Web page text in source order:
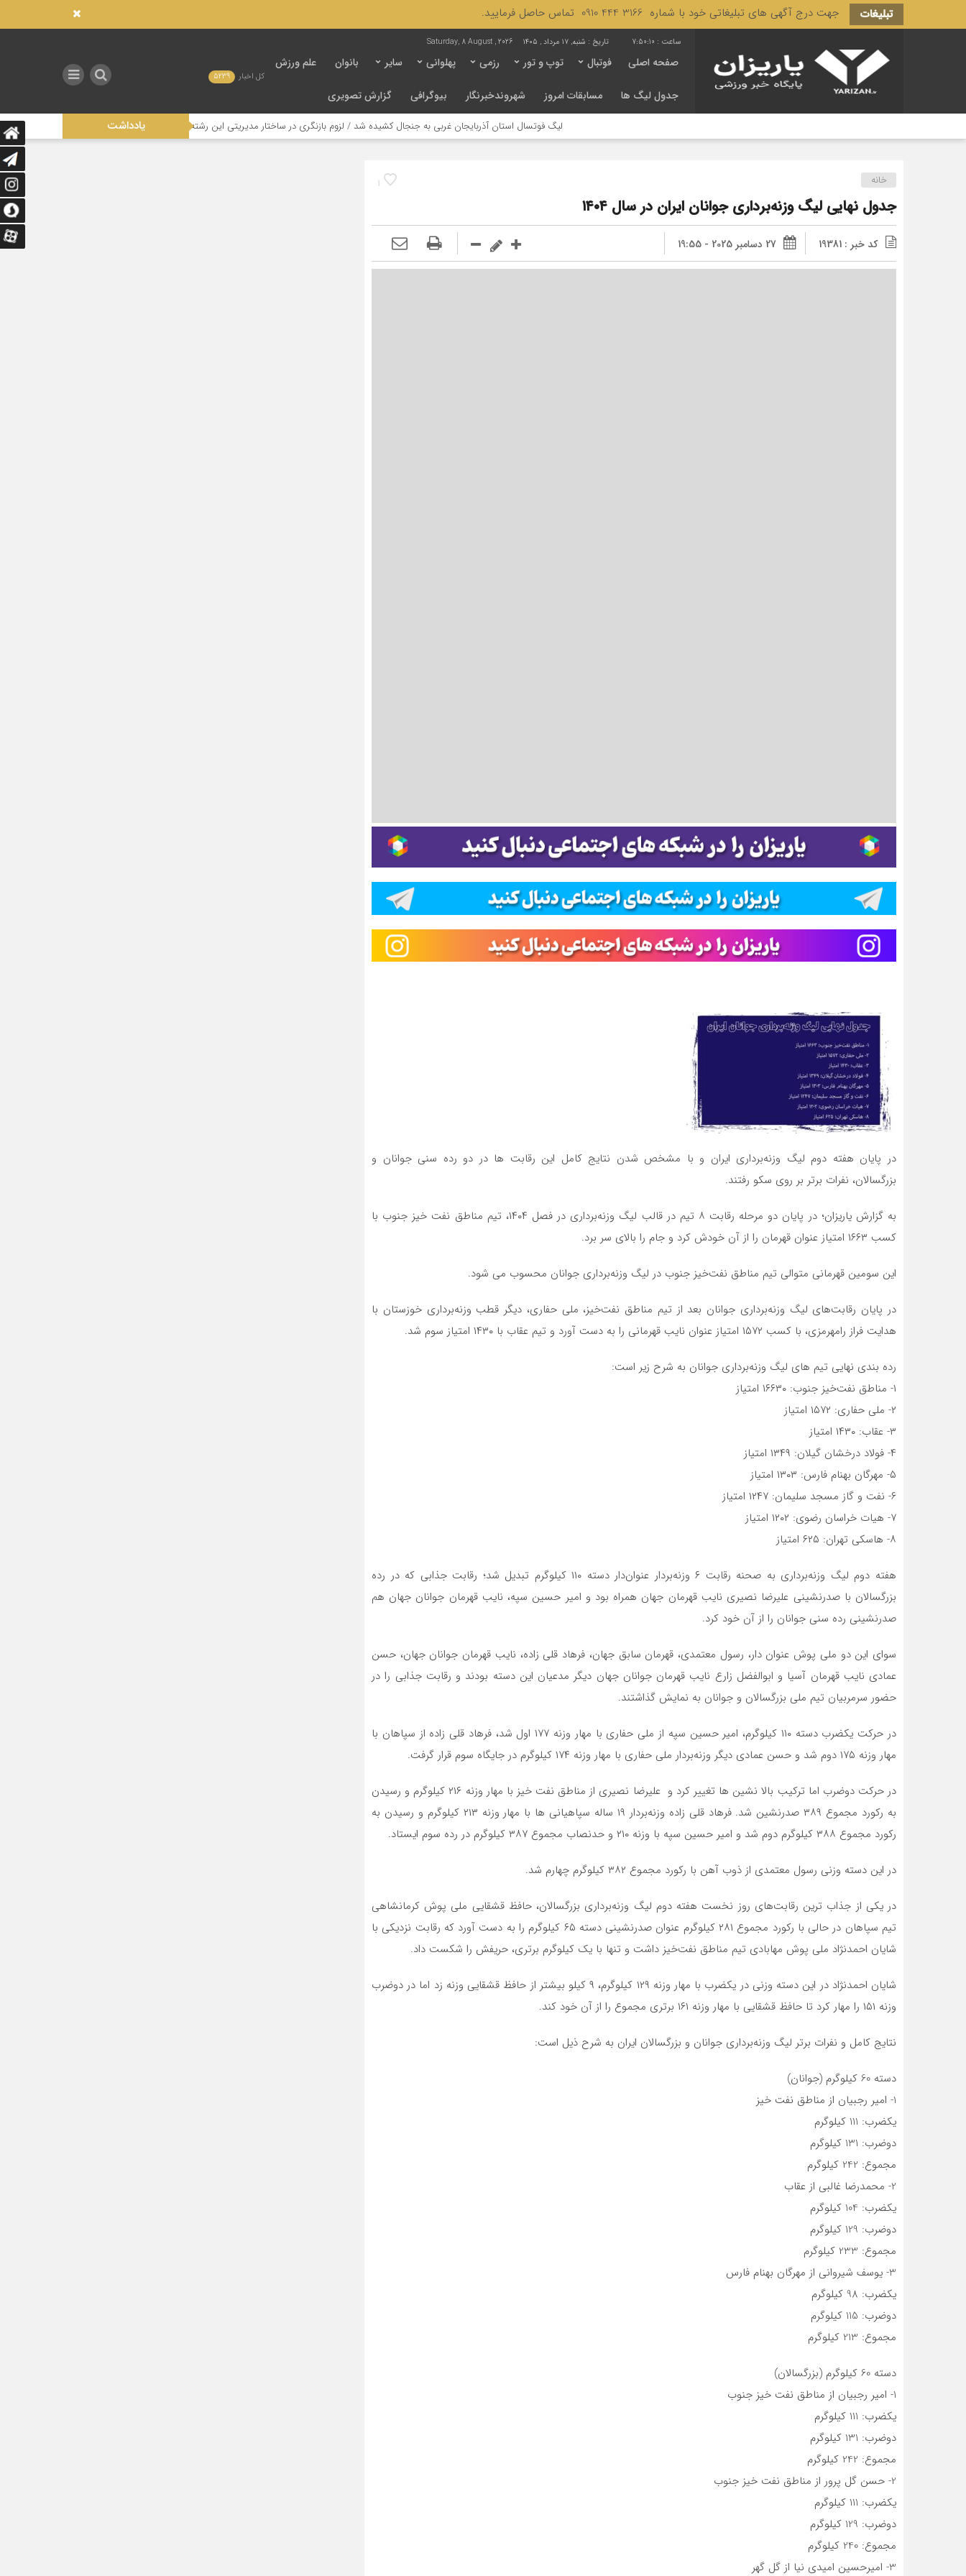
تبلیغات جهت درج آگهی های تبلیغاتی خود با شماره 3166 444 0910 تماس حاصل فرمایید.
7:50:11 تاریخ : شنبه, ۱۷ مرداد , ۱۴۰۵ Saturday, 8 August , 2026
صفحه اصلی فوتبال توپ و تور رزمی پهلوانی سایر بانوان علم ورزش
جدول لیگ ها مسابقات امروز شهروندخبرنگار بیوگرافی گزارش تصویری
کل اخبار 5239
یادداشت لیگ فوتسال استان آذربایجان غربی به جنجال کشیده شد / لزوم بازنگری در ساختار مدیریتی این رشته تاثیر عدالت در توزیع امکانات صنعتی بر توسعه ورزش در
1 خانه
جدول نهایی لیگ وزنه‌برداری جوانان ایران در سال ۱۴۰۴
کد خبر : 19381 27 دسامبر 2025 - 19:55
در پایان هفته دوم لیگ وزنه‌برداری ایران و با مشخص شدن نتایج کامل این رقابت ها در دو رده سنی جوانان و
بزرگسالان، نفرات برتر بر روی سکو رفتند.
به گزارش یاریزان؛ در پایان دو مرحله رقابت ۸ تیم در قالب لیگ وزنه‌برداری در فصل ۱۴۰۴، تیم مناطق نفت خیز جنوب با
کسب ۱۶۶۳ امتیاز عنوان قهرمان را از آن خودش کرد و جام را بالای سر برد.
این سومین قهرمانی متوالی تیم مناطق نفت‌خیز جنوب در لیگ وزنه‌برداری جوانان محسوب می شود.
در پایان رقابت‌های لیگ وزنه‌برداری جوانان بعد از تیم مناطق نفت‌خیز، ملی حفاری، دیگر قطب وزنه‌برداری خوزستان با
هدایت فراز رامهرمزی، با کسب ۱۵۷۲ امتیاز عنوان نایب قهرمانی را به دست آورد و تیم عقاب با ۱۴۳۰ امتیاز سوم شد.
رده بندی نهایی تیم های لیگ وزنه‌برداری جوانان به شرح زیر است:
۱- مناطق نفت‌خیز جنوب: ۱۶۶۳۰ امتیاز
۲- ملی حفاری: ۱۵۷۲ امتیاز
۳- عقاب: ۱۴۳۰ امتیاز
۴- فولاد درخشان گیلان: ۱۳۴۹ امتیاز
۵- مهرگان بهنام فارس: ۱۳۰۳ امتیاز
۶- نفت و گاز مسجد سلیمان: ۱۲۴۷ امتیاز
۷- هیات خراسان رضوی: ۱۲۰۲ امتیاز
۸- هاسکی تهران: ۶۲۵ امتیاز
هفته دوم لیگ وزنه‌برداری به صحنه رقابت ۶ وزنه‌بردار عنوان‌دار دسته ۱۱۰ کیلوگرم تبدیل شد؛ رقابت جذابی که در رده
بزرگسالان با صدرنشینی علیرضا نصیری نایب قهرمان جهان همراه بود و امیر حسین سپه، نایب قهرمان جوانان جهان هم
صدرنشینی رده سنی جوانان را از آن خود کرد.
سوای این دو ملی پوش عنوان دار، رسول معتمدی، قهرمان سابق جهان، فرهاد قلی زاده، نایب قهرمان جوانان جهان، حسن
عمادی نایب قهرمان آسیا و ابوالفضل زارع نایب قهرمان جوانان جهان دیگر مدعیان این دسته بودند و رقابت جذابی را در
حضور سرمربیان تیم ملی بزرگسالان و جوانان به نمایش گذاشتند.
در حرکت یکضرب دسته ۱۱۰ کیلوگرم، امیر حسین سپه از ملی حفاری با مهار وزنه ۱۷۷ اول شد، فرهاد قلی زاده از سپاهان با
مهار وزنه ۱۷۵ دوم شد و حسن عمادی دیگر وزنه‌بردار ملی حفاری با مهار وزنه ۱۷۴ کیلوگرم در جایگاه سوم قرار گرفت.
در حرکت دوضرب اما ترکیب بالا نشین ها تغییر کرد و علیرضا نصیری از مناطق نفت خیز با مهار وزنه ۲۱۶ کیلوگرم و رسیدن
به رکورد مجموع ۳۸۹ صدرنشین شد. فرهاد قلی زاده وزنه‌بردار ۱۹ ساله سپاهیانی ها با مهار وزنه ۲۱۳ کیلوگرم و رسیدن به
رکورد مجموع ۳۸۸ کیلوگرم دوم شد و امیر حسین سپه با وزنه ۲۱۰ و حدنصاب مجموع ۳۸۷ کیلوگرم در رده سوم ایستاد.
در این دسته وزنی رسول معتمدی از ذوب آهن با رکورد مجموع ۳۸۲ کیلوگرم چهارم شد.
در یکی از جذاب ترین رقابت‌های روز نخست هفته دوم لیگ وزنه‌برداری بزرگسالان، حافظ قشقایی ملی پوش کرمانشاهی
تیم سپاهان در حالی با رکورد مجموع ۲۸۱ کیلوگرم عنوان صدرنشینی دسته ۶۵ کیلوگرم را به دست آورد که رقابت نزدیکی با
شایان احمدنژاد ملی پوش مهابادی تیم مناطق نفت‌خیز داشت و تنها با یک کیلوگرم برتری، حریفش را شکست داد.
شایان احمدنژاد در این دسته وزنی در یکضرب با مهار وزنه ۱۲۹ کیلوگرم، ۹ کیلو بیشتر از حافظ قشقایی وزنه زد اما در دوضرب
وزنه ۱۵۱ را مهار کرد تا حافظ قشقایی با مهار وزنه ۱۶۱ برتری مجموع را از آن خود کند.
نتایج کامل و نفرات برتر لیگ وزنه‌برداری جوانان و بزرگسالان ایران به شرح ذیل است:
دسته 60 کیلوگرم (جوانان)
1- امیر رجبیان از مناطق نفت خیز
یکضرب: 111 کیلوگرم
دوضرب: 131 کیلوگرم
مجموع: 242 کیلوگرم
2- محمدرضا غالبی از عقاب
یکضرب: 104 کیلوگرم
دوضرب: 129 کیلوگرم
مجموع: 233 کیلوگرم
3- یوسف شیروانی از مهرگان بهنام فارس
یکضرب: 98 کیلوگرم
دوضرب: 115 کیلوگرم
مجموع: 213 کیلوگرم
دسته 60 کیلوگرم (بزرگسالان)
1- امیر رجبیان از مناطق نفت خیز جنوب
یکضرب: 111 کیلوگرم
دوضرب: 131 کیلوگرم
مجموع: 242 کیلوگرم
2- حسن گل پرور از مناطق نفت خیز جنوب
یکضرب: 111 کیلوگرم
دوضرب: 129 کیلوگرم
مجموع: 240 کیلوگرم
3- امیرحسین امیدی نیا از گل گهر